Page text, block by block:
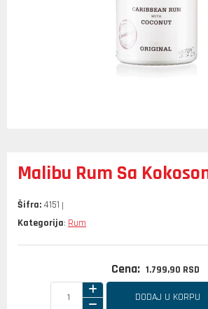
Malibu Rum Sa
Šifra: 4151
Kategorija: Rum
Cena: 1.799,90 RSD
DODAJ U KORPU